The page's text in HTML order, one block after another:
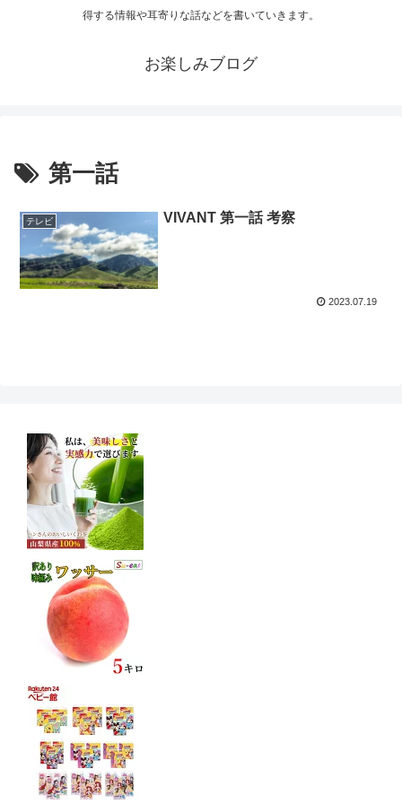
得する情報や耳寄りな話などを書いていきます。
お楽しみブログ
第一話
テレビ VIVANT 第一話 考察
2023.07.19